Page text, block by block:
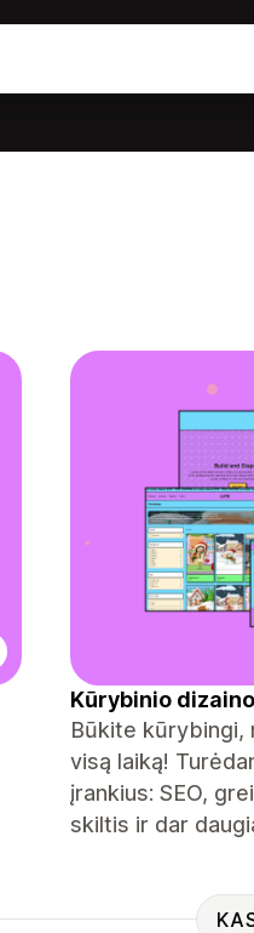
Kūrybinio
Būkite kūrybingi,
visą laiką!
įrankius: SEO,
skiltis ir dar